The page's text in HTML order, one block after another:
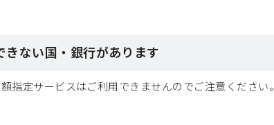
ない国・銀行があります
指定サービスはご利用できませんのでご注意ください。